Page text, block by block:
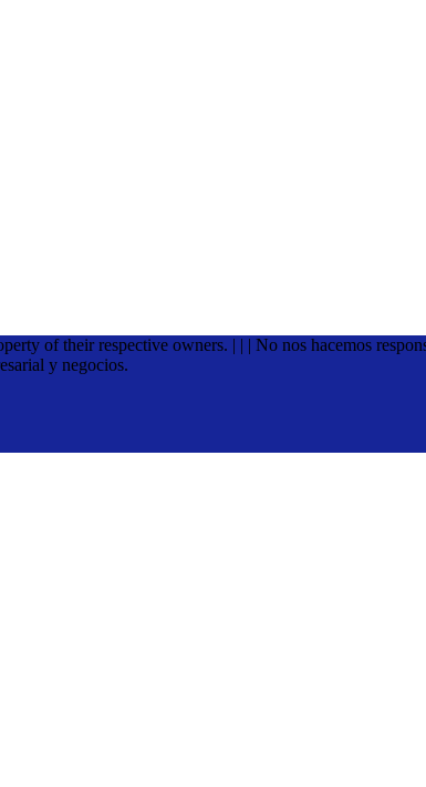
of their respective owners. | | | No nos hacemos
y negocios.